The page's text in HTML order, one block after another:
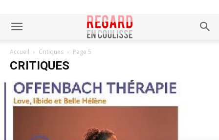
Accueil Critiques Page 5
CRITIQUES